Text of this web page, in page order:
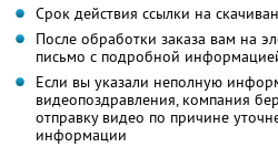
Срок действия ссылки на
После обработки заказа вам на
письмо с подробной
Если вы указали неполную
видеопоздравления, компания
отправку видео по причине
информации